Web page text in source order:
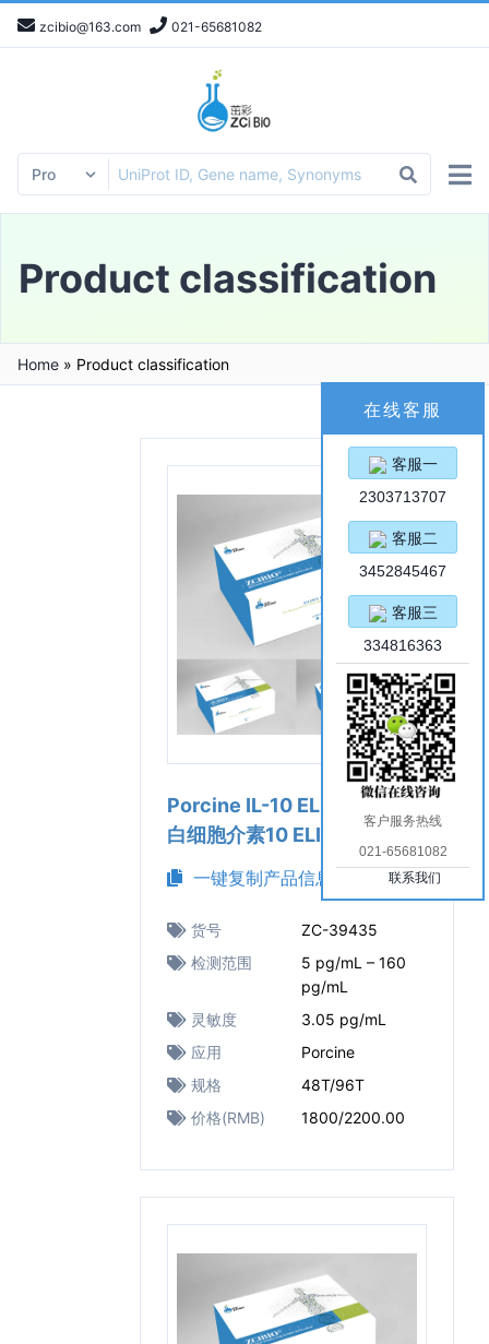
zcibio@163.com 021-65681082
Product classification
Home » Product classification
Porcine IL-10 ELISA Kit（猪
白细胞介素10 ELISA试剂盒）
一键复制产品信息
货号
ZC-39435
检测范围
5 pg/mL – 160
pg/mL
灵敏度
3.05 pg/mL
应用
Porcine
规格
48T/96T
价格(RMB)
1800/2200.00
在线客服
客服一
2303713707
客服二
3452845467
客服三
334816363
客户服务热线
021-65681082
联系我们